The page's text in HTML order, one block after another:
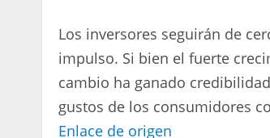
Los inversores seguirán de
impulso. Si bien el fuerte
cambio ha ganado
gustos de los consumidores
Enlace de origen